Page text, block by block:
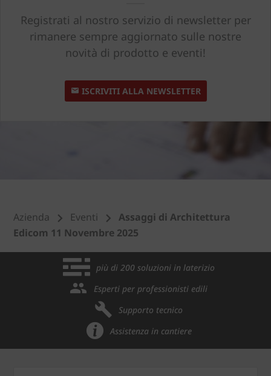
Registrati al nostro servizio di newsletter per
rimanere sempre aggiornato sulle nostre
novità di prodotto e eventi!
ISCRIVITI ALLA NEWSLETTER
Azienda Eventi
Assaggi di Architettura
Edicom 11 Novembre 2025
più di 200 soluzioni in laterizio
Esperti per professionisti edili
Supporto tecnico
Assistenza in cantiere